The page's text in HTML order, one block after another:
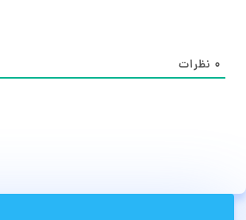
۰ نظرات